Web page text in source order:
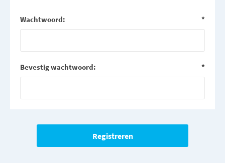
Wachtwoord: *
Bevestig wachtwoord: *